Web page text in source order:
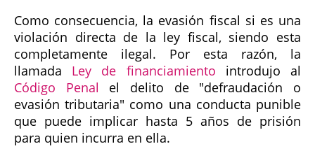
Como consecuencia, la evasión fiscal si es una
violación directa de la ley fiscal, siendo esta
completamente ilegal. Por esta razón, la
llamada Ley de financiamiento introdujo al
Código Penal el delito de "defraudación o
evasión tributaria" como una conducta punible
que puede implicar hasta 5 años de prisión
para quien incurra en ella.